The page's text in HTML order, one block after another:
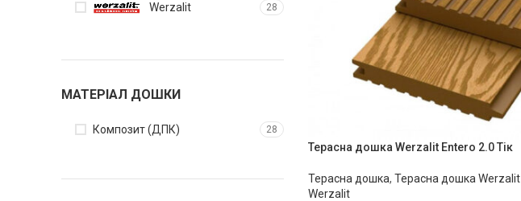
Werzalit 28
МАТЕРІАЛ ДОШКИ
Композит (ДПК) 28
Терасна дошка Werzalit Entero 2.0 Тік
Терасна дошка, Терасна дошка Werzalit
Werzalit